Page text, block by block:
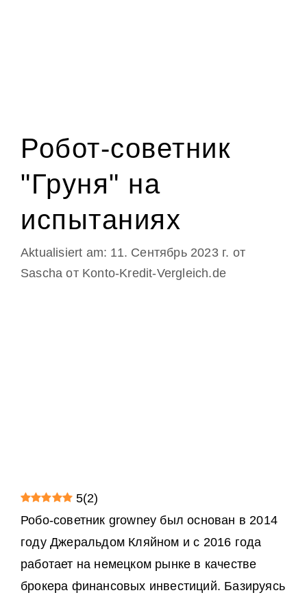
Робот-советник
"Груня" на
испытаниях
11. Сентябрь 2023 г. от
Sascha от Konto-Kredit-Vergleich.de
5(2)
Робо-советник growney был основан в 2014
году Джеральдом Кляйном и с 2016 года
работает на немецком рынке в качестве
брокера финансовых инвестиций. Базируясь